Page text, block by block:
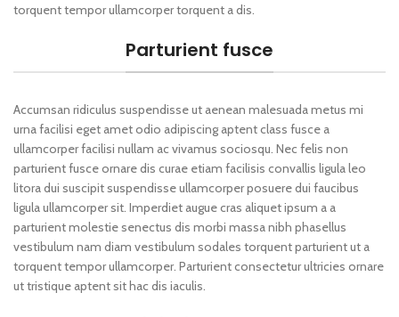
torquent tempor ullamcorper torquent a dis.
Parturient fusce
Accumsan ridiculus suspendisse ut aenean malesuada metus mi
urna facilisi eget amet odio adipiscing aptent class fusce a
ullamcorper facilisi nullam ac vivamus sociosqu. Nec felis non
parturient fusce ornare dis curae etiam facilisis convallis ligula leo
litora dui suscipit suspendisse ullamcorper posuere dui faucibus
ligula ullamcorper sit. Imperdiet augue cras aliquet ipsum a a
parturient molestie senectus dis morbi massa nibh phasellus
vestibulum nam diam vestibulum sodales torquent parturient ut a
torquent tempor ullamcorper. Parturient consectetur ultricies ornare
ut tristique aptent sit hac dis iaculis.